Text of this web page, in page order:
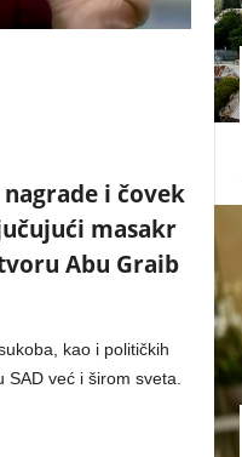
i čovek
masakr
Abu Graib
kao i političkih
već i širom sveta.